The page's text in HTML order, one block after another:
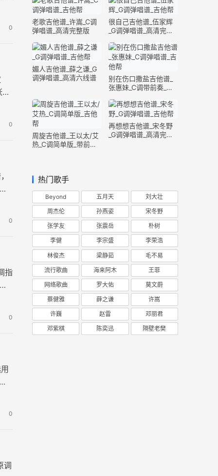
0
0
0
指
0
0
调
老歌吉他谱_许嵩_C调
弹唱谱_高清完整版
很自己吉他谱_伍家辉
_G调弹唱谱_高清完整
媚人吉他谱_薛之谦_G
调弹唱谱_高清六线谱
别在伤口撒盐吉他谱_
张惠妹_C调带前奏_完
周旋吉他谱_王以太/艾
热_C调简单版_带前奏
再想想吉他谱_宋冬野
_G调弹唱谱_高清完整
热门歌手
Beyond 五月天 刘大壮
周杰伦 孙燕姿 宋冬野
张学友 张震岳 朴树
李健 李宗盛 李荣浩
林俊杰 梁静茹 毛不易
流行歌曲 海来阿木 王菲
网络歌曲 罗大佑 莫文蔚
蔡健雅 薛之谦 许嵩
许巍 赵雷 邓丽君
邓紫棋 陈奕迅 隔壁老樊